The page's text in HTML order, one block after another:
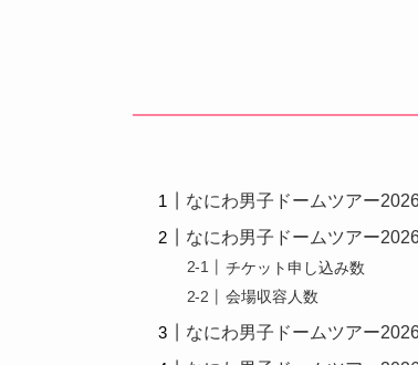
なにわ男子ドームツアー
なにわ男子ドームツアー
チケット申し込み数
会場収容人数
なにわ男子ドームツアー